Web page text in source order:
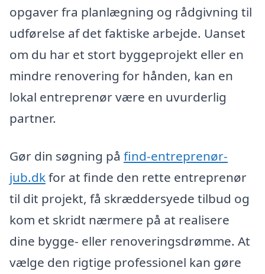
opgaver fra planlægning og rådgivning til
udførelse af det faktiske arbejde. Uanset
om du har et stort byggeprojekt eller en
mindre renovering for hånden, kan en
lokal entreprenør være en uvurderlig
partner.
Gør din søgning på find-entreprenør-
jub.dkfor at finde den rette entreprenør
til dit projekt, få skræddersyede tilbud og
kom et skridt nærmere på at realisere
dine bygge- eller renoveringsdrømme. At
vælge den rigtige professionel kan gøre